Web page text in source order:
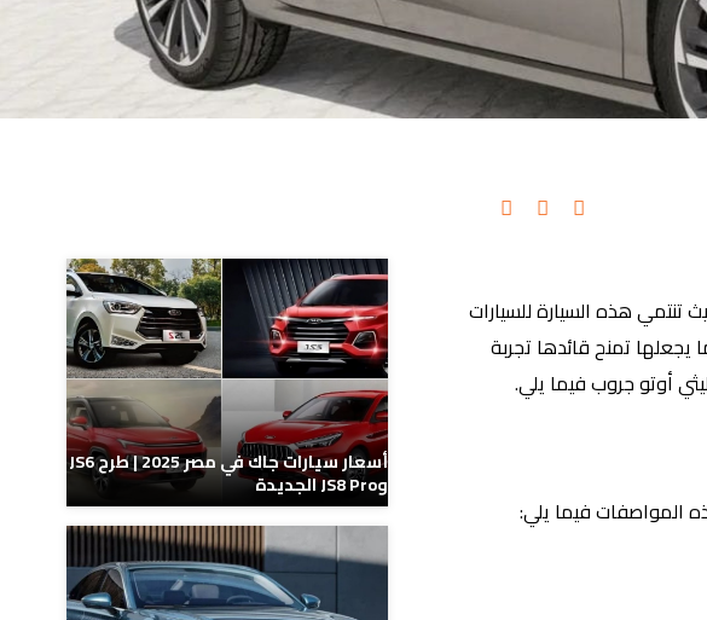
لعلامة سكودا في السوق المحلي عن انطلاق جيل جديد من سيارة سكودا موديل 2025، حيث تنتمي هذه السيارة للسيارات
يجعلها تمنح قائدها تجربة
أوتو جروب فيما يلي.
المواصفات فيما يلي:
أسعار سيارات جاك في مصر 2025 | طرح JS6
وJS8 Pro الجديدة